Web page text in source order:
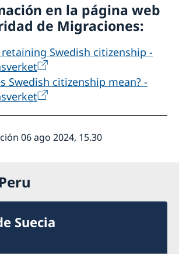
en la página web
de Migraciones:
Swedish citizenship -
Swedish citizenship mean? -
06 ago 2024, 15.30
Suecia